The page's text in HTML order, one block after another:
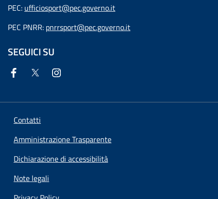
PEC: ufficiosport@pec.governo.it
PEC PNRR: pnrrsport@pec.governo.it
SEGUICI SU
Contatti
Amministrazione Trasparente
Dichiarazione di accessibilità
Note legali